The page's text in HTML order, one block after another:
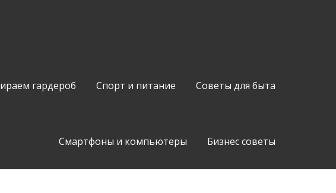
гардероб Спорт и питание Советы для быта
Смартфоны и компьютеры Бизнес советы